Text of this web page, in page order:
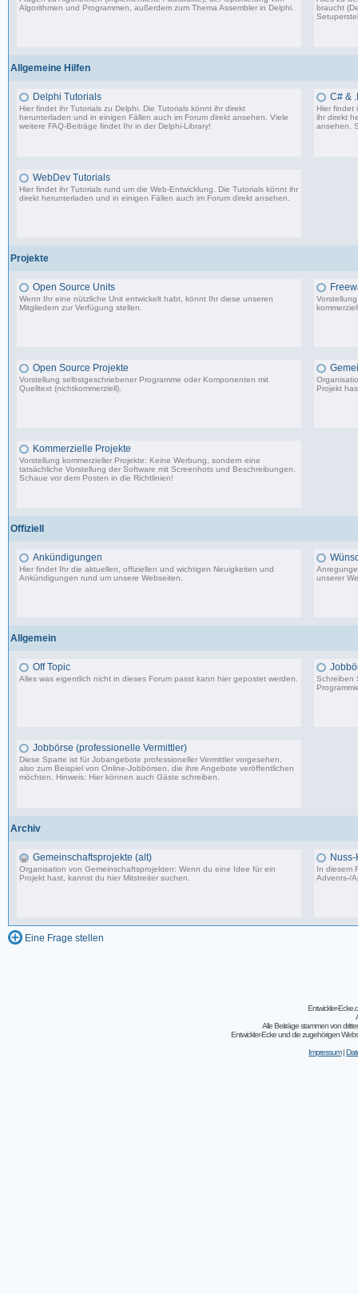
Algorithmen und Programmen, außerdem zum Thema Assembler in Delphi.
braucht
Allgemeine Hilfen
Delphi Tutorials
Hier findet ihr Tutorials zu Delphi. Die Tutorials könnt ihr direkt
herunterladen und in einigen Fällen auch im Forum direkt ansehen. Viele
weitere FAQ-Beiträge findet Ihr in der Delphi-Library!
C# &
Hier findet
ihr direkt
ansehen.
WebDev Tutorials
Hier findet ihr Tutorials rund um die Web-Entwicklung. Die Tutorials könnt ihr
direkt herunterladen und in einigen Fällen auch im Forum direkt ansehen.
Projekte
Open Source Units
Wenn Ihr eine nützliche Unit entwickelt habt, könnt Ihr diese unseren
Mitgliedern zur Verfügung stellen.
Open Source Projekte
Vorstellung selbstgeschriebener Programme oder Komponenten mit
Quelltext (nichtkommerziell).
Projekt
Kommerzielle Projekte
Vorstellung kommerzieller Projekte: Keine Werbung, sondern eine
tatsächliche Vorstellung der Software mit Screenhots und Beschreibungen.
Schaue vor dem Posten in die Richtlinien!
Offiziell
Ankündigungen
Hier findet Ihr die aktuellen, offiziellen und wichtigen Neuigkeiten und
Ankündigungen rund um unsere Webseiten.
unserer
Allgemein
Off Topic
Alles was eigentlich nicht in dieses Forum passt kann hier gepostet werden.
Schreiben
Jobbörse (professionelle Vermittler)
Diese Sparte ist für Jobangebote professioneller Vermittler vorgesehen,
also zum Beispiel von Online-Jobbörsen, die ihre Angebote veröffentlichen
möchten. Hinweis: Hier können auch Gäste schreiben.
Archiv
Gemeinschaftsprojekte (alt)
Organisation von Gemeinschaftsprojekten: Wenn du eine Idee für ein
Projekt hast, kannst du hier Mitstreiter suchen.
Nuss-
In diesem
Advents-/
Eine Frage stellen
Entwickler-
Alle Beiträge stammen von
Entwickler-Ecke und die zugehörigen
Impressum|